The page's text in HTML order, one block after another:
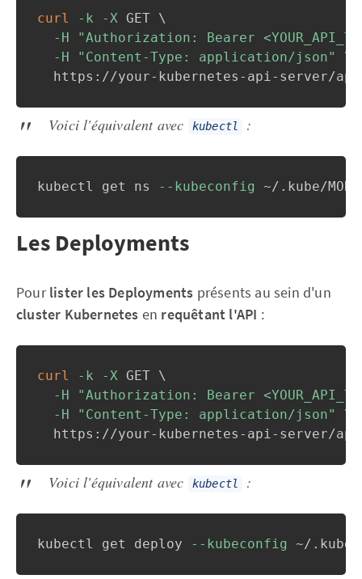
curl -k -X GET \
-H
"Authorization: Bearer
-H
"Content-Type: application/json"
\
https://your-kubernetes-api-server/
Voici l'équivalent avec kubectl :
kubectl get ns --kubeconfig ~/.kube/MON-
Les Deployments
Pourlister les Deployments présents au sein d'un
cluster Kubernetes en requêtant l'API :
curl -k -X GET \
-H
"Authorization: Bearer
-H
"Content-Type: application/json"
\
https://your-kubernetes-api-server/
Voici l'équivalent avec kubectl :
kubectl get deploy --kubeconfig ~/.kube/